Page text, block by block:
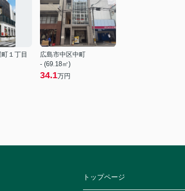
１丁目
広島市中区中町
- (69.18㎡)
34.1万円
トップページ